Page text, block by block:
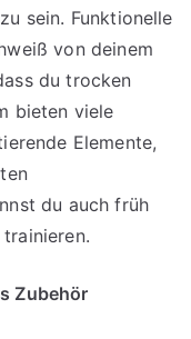
sein. Funktionelle
von deinem
du trocken
bieten viele
Elemente,
du auch früh
Zubehör